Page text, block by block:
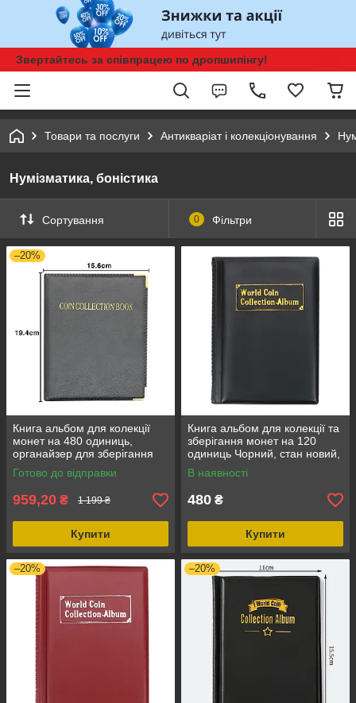
Звертайтесь за співпрацею по дропшипінгу!
Товари та послуги Антикваріат і колекціонування
Нумізматика, боністика
Сортування 0 Фільтри
–20%
Книга альбом для колекції
монет на 480 одиниць,
органайзер для зберігання
пам'ятних або старовинних
монет
Готово до відправки
959,20 ₴ 1 199 ₴
Купити
Книга альбом для колекції та
зберігання монет на 120
одиниць Чорний, стан новий,
колір чорний
В наявності
480 ₴
Купити
–20% –20%